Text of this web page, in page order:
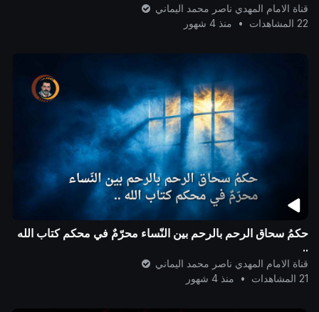
قناة الامام المهدي ناصر محمد اليماني
22 المشاهدات
• منذ 4 شهور
حكمُ سحاق الرحم بالرحم بين النّساء محرّمٌ في محكم كتاب الله
..
قناة الامام المهدي ناصر محمد اليماني
21 المشاهدات
• منذ 4 شهور